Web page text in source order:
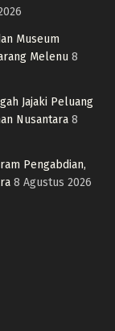
Museum
Melenu 8
Jajaki Peluang
Nusantara 8
Pengabdian,
8 Agustus 2026